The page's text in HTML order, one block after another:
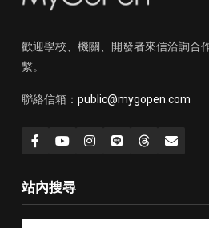
歡迎學校、機關、開發者來信洽詢合
繫。
聯絡信箱： public@mygopen.com
站內搜尋